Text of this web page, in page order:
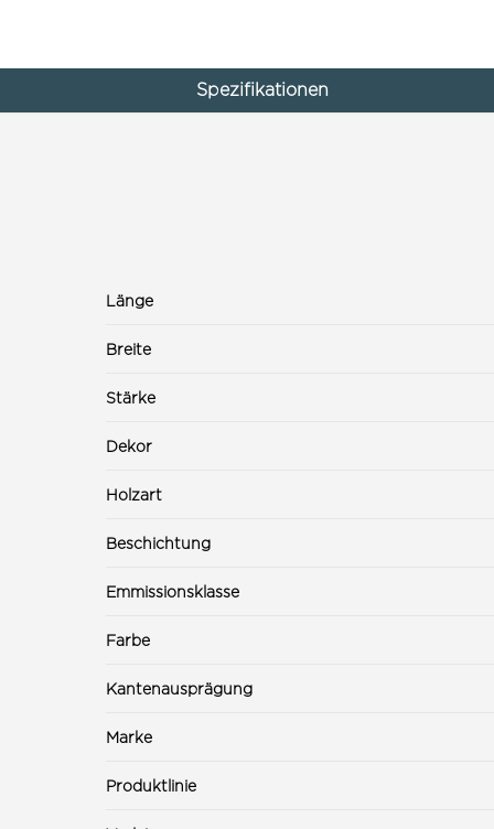
Spezifikationen
Länge
Breite
Stärke
Dekor
Holzart
Beschichtung
Emmissionsklasse
Farbe
Kantenausprägung
Marke
Produktlinie